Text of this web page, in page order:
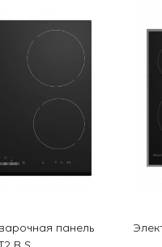
панель
B S